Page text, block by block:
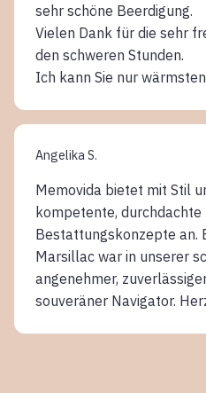
sehr schöne Beerdigung.
Vielen Dank für die sehr
den schweren Stunden.
Ich kann Sie nur
Angelika S.
Memovida bietet mit Stil
kompetente,
Bestattungskonzepte an.
Marsillac war in unserer
angenehmer,
souveräner Navigator.